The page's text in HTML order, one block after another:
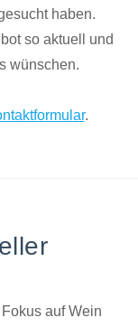
haben.
so aktuell und
wünschen.
.
auf Wein